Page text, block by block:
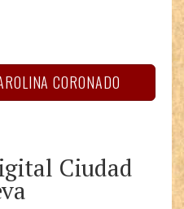
CORONADO
Ciudad